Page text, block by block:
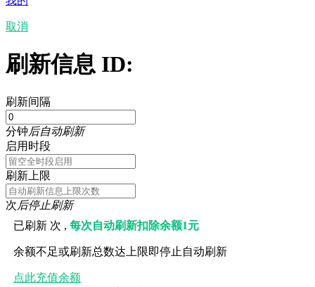
取消
刷新信息 ID:
刷新间隔
分钟后自动刷新
启用时段
刷新上限
次后停止刷新
已刷新 次 ,每次自动刷新扣除余额1元
余额不足或刷新总数达上限即停止自动刷新
点此充值余额